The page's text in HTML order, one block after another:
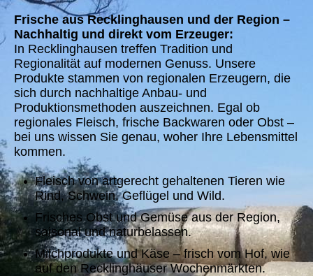
Frische aus Recklinghausen und der Region –
Nachhaltig und direkt vom Erzeuger:
In Recklinghausen treffen Tradition und
Regionalität auf modernen Genuss. Unsere
Produkte stammen von regionalen Erzeugern, die
sich durch nachhaltige Anbau- und
Produktionsmethoden auszeichnen. Egal ob
regionales Fleisch, frische Backwaren oder Obst –
bei uns wissen Sie genau, woher Ihre Lebensmittel
kommen.
Fleisch von artgerecht gehaltenen Tieren wie
Rind, Schwein, Geflügel und Wild.
Frisches Obst und Gemüse aus der Region,
saisonal und naturbelassen.
Milchprodukte und Käse – frisch vom Hof, wie
auf den Recklinghäuser Wochenmärkten.